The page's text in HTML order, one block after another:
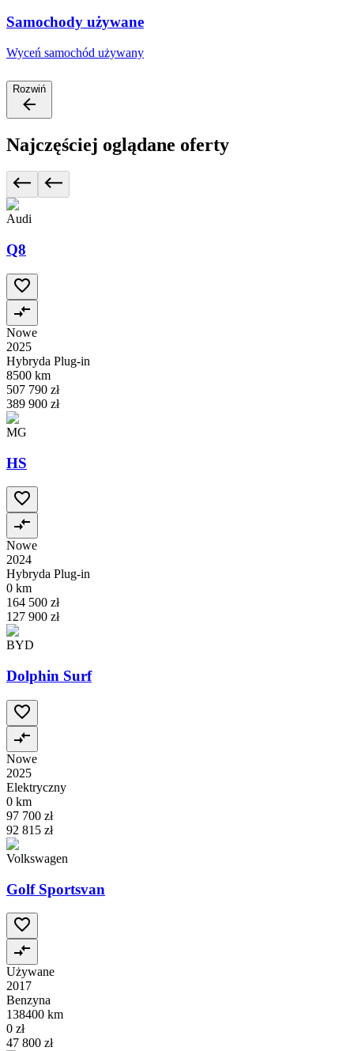
Samochody używane
Wyceń samochód używany
Rozwiń
Najczęściej oglądane oferty
Audi
Q8
Nowe
2025
Hybryda Plug-in
8500 km
507 790 zł
389 900 zł
MG
HS
Nowe
2024
Hybryda Plug-in
0 km
164 500 zł
127 900 zł
BYD
Dolphin Surf
Nowe
2025
Elektryczny
0 km
97 700 zł
92 815 zł
Volkswagen
Golf Sportsvan
Używane
2017
Benzyna
138400 km
0 zł
47 800 zł